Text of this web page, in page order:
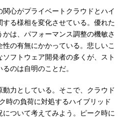
心がプライベートクラウドとハイ
る様相を変化させている。優れた
は、パフォーマンス調整の機敏さ
の有無にかかっている。悲しいこ
フトウェア開発者の多くが、スト
のは自明のことだ。
力としている。そこで、クラウド
時の負荷に対処するハイブリッド
ついて考えてみよう。ピーク時に